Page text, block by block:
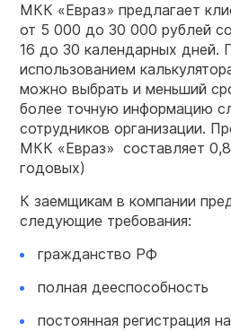
МКК «Евраз» предлагает
от 5 000 до 30 000 рублей
16 до 30 календарных дней.
использованием
можно выбрать и меньший
более точную информацию
сотрудников организации.
МКК «Евраз» составляет
годовых)
К заемщикам в компании
следующие требования:
гражданство РФ
полная дееспособность
постоянная регистрация